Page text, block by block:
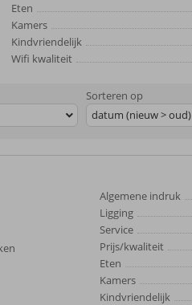
Eten
Kamers
Kindvriendelijk
Wifi kwaliteit
Sorteren op
datum (nieuw > oud)
Algemene indruk
Ligging
Service
Prijs/kwaliteit
Eten
Kamers
Kindvriendelijk